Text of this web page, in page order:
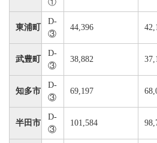
①
東浦町
D-
③
44,396
武豊町
D-
③
38,882
知多市
D-
③
69,197
半田市
D-
③
101,584